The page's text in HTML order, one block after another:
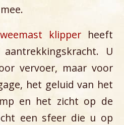
klipperheeft
U
vervoer, maar voor
het geluid van het
en het zicht op de
een sfeer die u op